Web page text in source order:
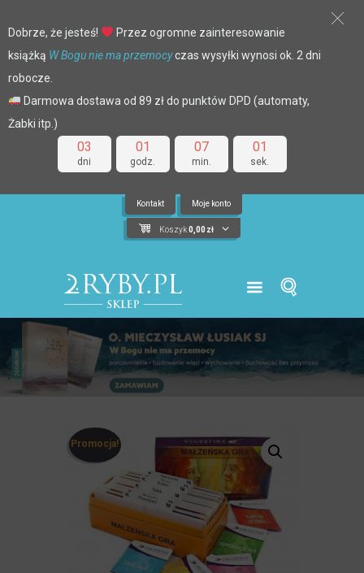
03
dni
01
godz.
07
min.
00
sek.
Dobrze, że jesteś!
Przez ogromne zainteresowanie
książką W Bogu nie ma przemocyczas wysyłki wynosi ok. 2 dni
robocze.
Darmowa dostawa od 89 zł do punktów DPD (automaty,
Żabki itp.)
Kontakt Moje konto
Koszyk 0,00 zł
Promocja!